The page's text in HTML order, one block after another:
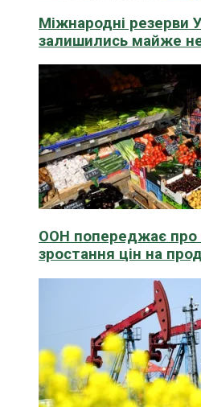
Міжнародні резерви
залишились майже
ООН попереджає про
зростання цін на